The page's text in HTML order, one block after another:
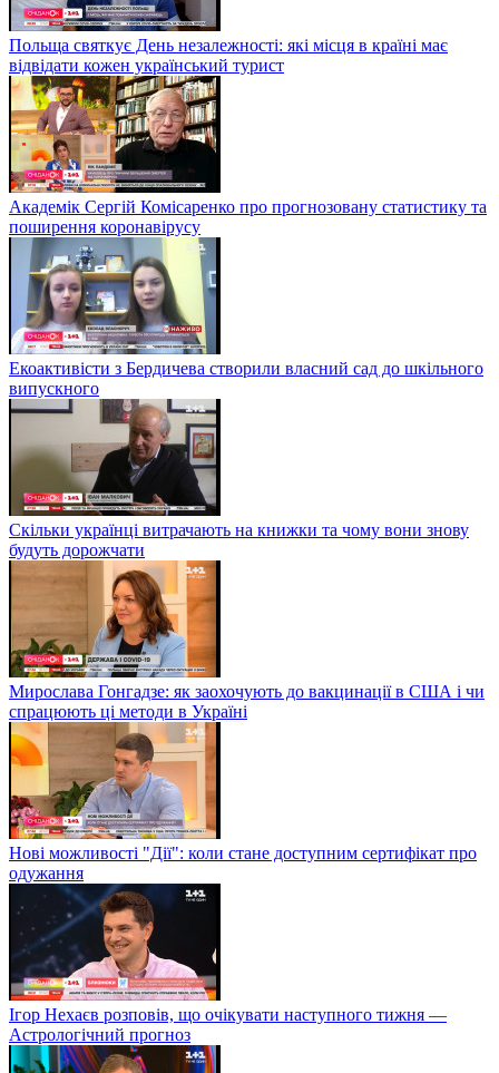
Польща святкує День незалежності: які місця в країні має
відвідати кожен український турист
Академік Сергій Комісаренко про прогнозовану статистику та
поширення коронавірусу
Екоактивісти з Бердичева створили власний сад до шкільного
випускного
Скільки українці витрачають на книжки та чому вони знову
будуть дорожчати
Мирослава Гонгадзе: як заохочують до вакцинації в США і чи
спрацюють ці методи в Україні
Нові можливості "Дії": коли стане доступним сертифікат про
одужання
Ігор Нехаєв розповів, що очікувати наступного тижня —
Астрологічний прогноз